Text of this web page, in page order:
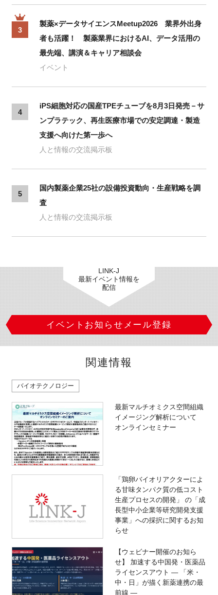
3
製薬×データサイエンスMeetup2026 業界外出身
者も活躍！ 製薬業界におけるAI、データ活用の
最先端、講演＆キャリア相談会
イベント
4
iPS細胞対応の国産TPEチューブを8月3日発売－サ
ンプラテック、再生医療市場での安定調達・製造
支援へ向けた第一歩へ
人と情報の交流掲示板
5
国内製薬企業25社の設備投資動向・生産戦略を調
査
人と情報の交流掲示板
LINK-J
最新イベント情報を
配信
イベントお知らせメール登録
関連情報
バイオテクノロジー
最新マルチオミクス空間組織
イメージング解析について
オンラインセミナー
「鶏卵バイオリアクターによ
る甘味タンパク質の低コスト
生産プロセスの開発」 の「成
長型中小企業等研究開発支援
事業」への採択に関するお知
らせ
【ウェビナー開催のお知ら
せ】 加速する中国発・医薬品
ライセンスアウト ― 「米・
中・日」が描く新薬連携の最
前線 ―